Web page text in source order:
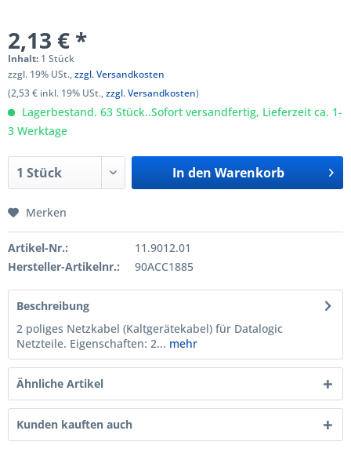
2,13 € *
Inhalt: 1 Stück
zzgl. 19% USt.,zzgl. Versandkosten
(2,53 € inkl. 19% USt.,zzgl. Versandkosten)
Lagerbestand. 63 Stück..Sofort versandfertig, Lieferzeit ca. 1-
3 Werktage
In den Warenkorb
Merken
Artikel-Nr.:
11.9012.01
Hersteller-Artikelnr.:
90ACC1885
Beschreibung
2 poliges Netzkabel (Kaltgerätekabel) für Datalogic
Netzteile. Eigenschaften: 2... mehr
Ähnliche Artikel
Kunden kauften auch